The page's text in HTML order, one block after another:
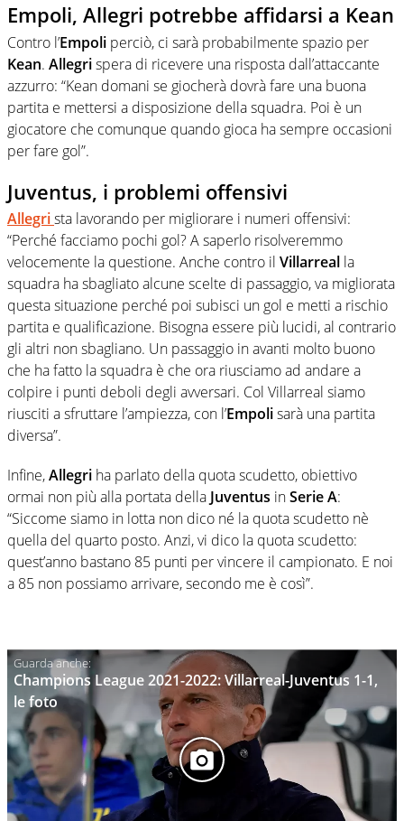
Empoli, Allegri potrebbe affidarsi a Kean
Contro l’Empoli perciò, ci sarà probabilmente spazio per
Kean. Allegrispera di ricevere una risposta dall’attaccante
azzurro: “Kean domani se giocherà dovrà fare una buona
partita e mettersi a disposizione della squadra. Poi è un
giocatore che comunque quando gioca ha sempre occasioni
per fare gol”.
Juventus, i problemi offensivi
Allegrista lavorando per migliorare i numeri offensivi:
“Perché facciamo pochi gol? A saperlo risolveremmo
velocemente la questione. Anche contro il Villarreal la
squadra ha sbagliato alcune scelte di passaggio, va migliorata
questa situazione perché poi subisci un gol e metti a rischio
partita e qualificazione. Bisogna essere più lucidi, al contrario
gli altri non sbagliano. Un passaggio in avanti molto buono
che ha fatto la squadra è che ora riusciamo ad andare a
colpire i punti deboli degli avversari. Col Villarreal siamo
riusciti a sfruttare l’ampiezza, con l’Empolisarà una partita
diversa”.
Infine,Allegri ha parlato della quota scudetto, obiettivo
ormai non più alla portata della Juventus inSerie A:
“Siccome siamo in lotta non dico né la quota scudetto nè
quella del quarto posto. Anzi, vi dico la quota scudetto:
quest’anno bastano 85 punti per vincere il campionato. E noi
a 85 non possiamo arrivare, secondo me è così”.
Champions League 2021-2022: Villarreal-Juventus 1-1,
le foto